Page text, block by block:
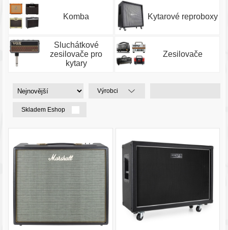
Zvuk&Studio
Komba Kytarové reproboxy
Sluchátkové
zesilovače pro
kytary
Zesilovače
Výrobci
Skladem Eshop